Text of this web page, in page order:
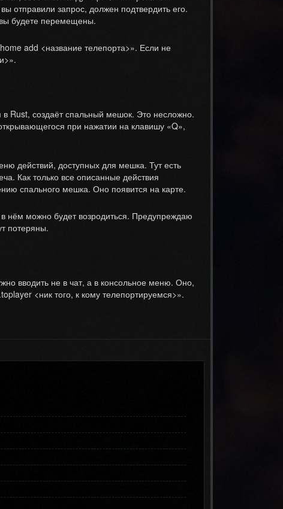
отправили запрос, должен подтвердить его.
будете перемещены.
add <название телепорта>». Если не
в Rust, создаёт спальный мешок. Это несложно.
при нажатии на клавишу «Q»,
действий, доступных для мешка. Тут есть
Как только все описанные действия
спального мешка. Оно появится на карте.
нём можно будет возродиться. Предупреждаю
потеряны.
вводить не в чат, а в консольное меню. Оно,
<ник того, к кому телепортируемся>».